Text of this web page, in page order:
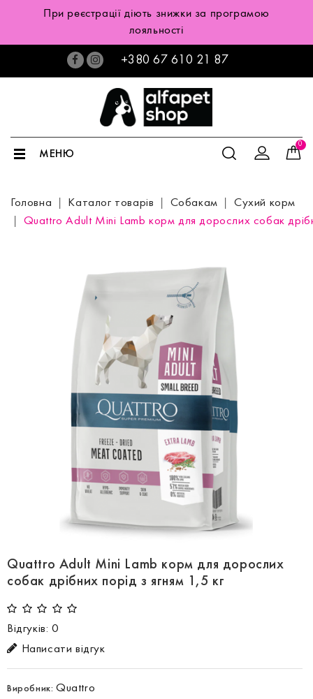
При реєстрації діють знижки за програмою
лояльності
+380 67 610 21 87
0
МЕНЮ
Головна Каталог товарів Собакам
Сухий корм
Quattro Adult Mini Lamb корм для дорослих собак
Quattro Adult Mini Lamb корм для дорослих
собак дрібних порід з ягням 1,5 кг
Відгуків: 0
Написати відгук
Виробник: Quattro